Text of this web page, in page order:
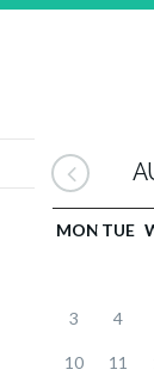
MON TUE
3 4
10 11